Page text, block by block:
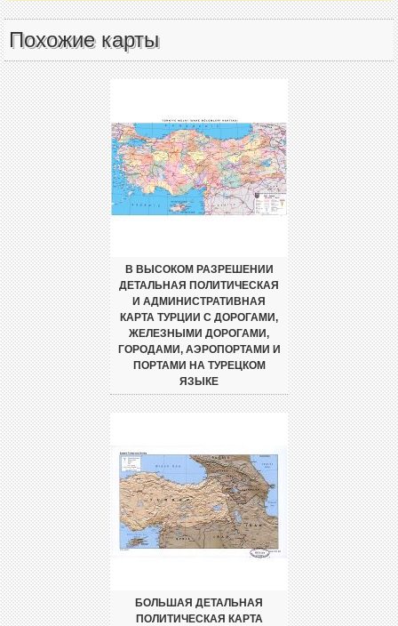
Похожие карты
В ВЫСОКОМ РАЗРЕШЕНИИ
ДЕТАЛЬНАЯ ПОЛИТИЧЕСКАЯ
И АДМИНИСТРАТИВНАЯ
КАРТА ТУРЦИИ С ДОРОГАМИ,
ЖЕЛЕЗНЫМИ ДОРОГАМИ,
ГОРОДАМИ, АЭРОПОРТАМИ И
ПОРТАМИ НА ТУРЕЦКОМ
ЯЗЫКЕ
БОЛЬШАЯ ДЕТАЛЬНАЯ
ПОЛИТИЧЕСКАЯ КАРТА